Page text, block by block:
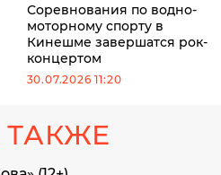
Соревнования по водно-
моторному спорту в
Кинешме завершатся рок-
концертом
30.07.2026 11:20